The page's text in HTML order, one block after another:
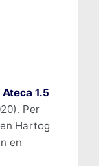
1.5
Per
Hartog
en